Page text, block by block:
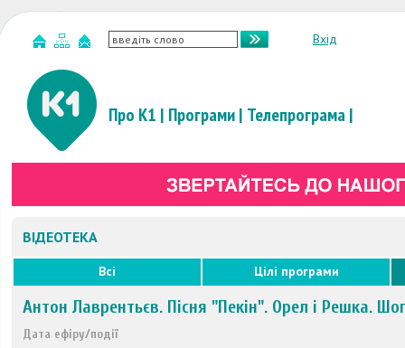
Вхід
Про К1 | Програми| Телепрограма|
ВІДЕОТЕКА
Всі Цілі програми
Антон Лаврентьєв. Пісня "Пекін". Орел і Решка.
Дата ефіру/події